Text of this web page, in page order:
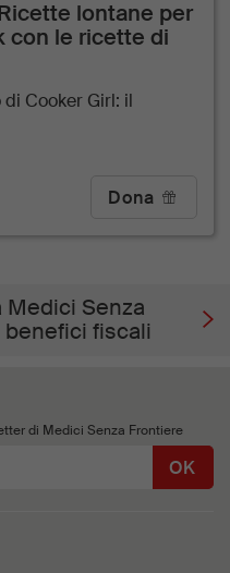
lontane per
con le ricette di
Cooker Girl: il
Dona
Medici Senza
fiscali
di Medici Senza Frontiere
OK